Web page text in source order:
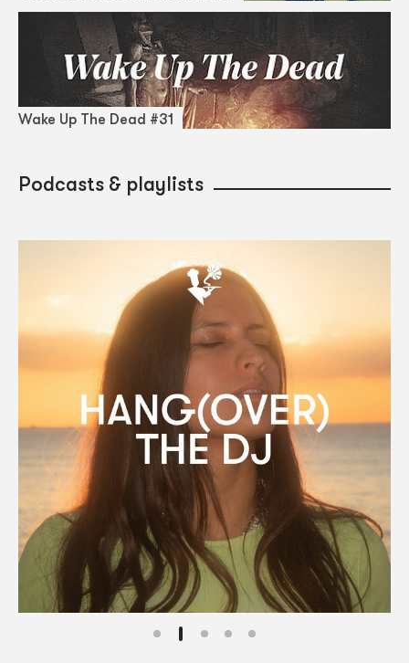
Wake Up The Dead #31
Podcasts & playlists